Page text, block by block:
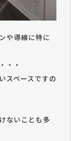
や導線に特に
・・
スペースですの
ないことも多